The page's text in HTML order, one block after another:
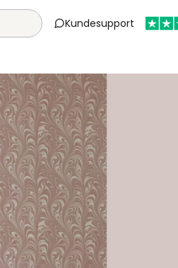
Kundesupport